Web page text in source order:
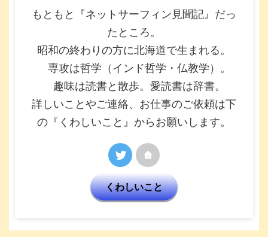
もともと『ネットサーフィン見聞記』だっ
たところ。
昭和の終わりの方に北海道で生まれる。
専攻は哲学（インド哲学・仏教学）。
趣味は読書と散歩。愛読書は辞書。
詳しいことやご連絡、お仕事のご依頼は下
の『くわしいこと』からお願いします。
くわしいこと